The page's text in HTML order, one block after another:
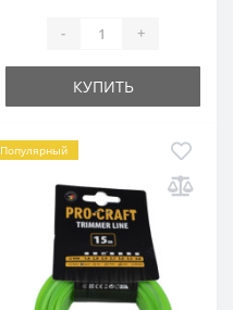
- +
КУПИТЬ
Популярный